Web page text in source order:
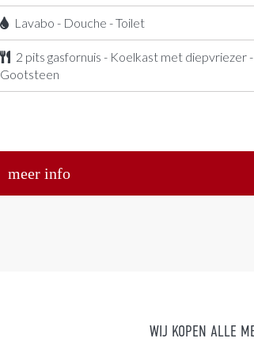
Lavabo - Douche - Toilet
2 pits gasfornuis - Koelkast met diepvriezer -
Gootsteen
meer info
WIJ KOPEN ALLE